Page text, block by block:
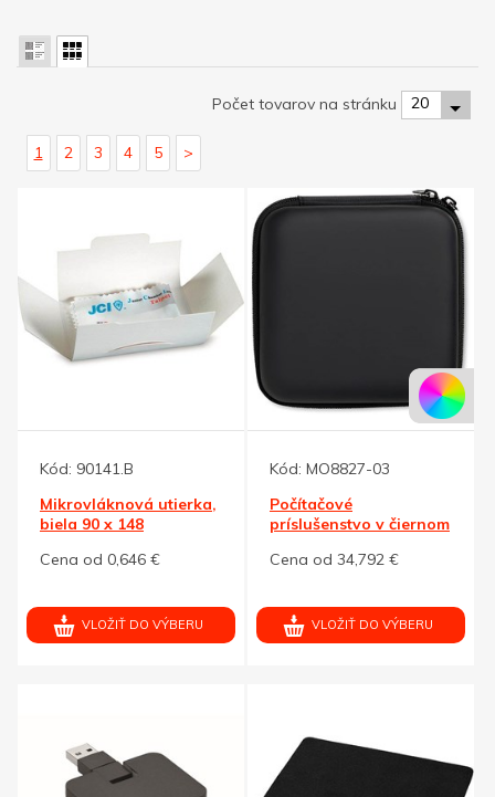
Počet tovarov na stránku 20
1 2 3 4 5 >
Kód: 90141.B
Mikrovláknová utierka,
biela 90 x 148
Cena od 0,646 €
VLOŽIŤ DO VÝBERU
Kód: MO8827-03
Počítačové
príslušenstvo v čiernom
Cena od 34,792 €
VLOŽIŤ DO VÝBERU